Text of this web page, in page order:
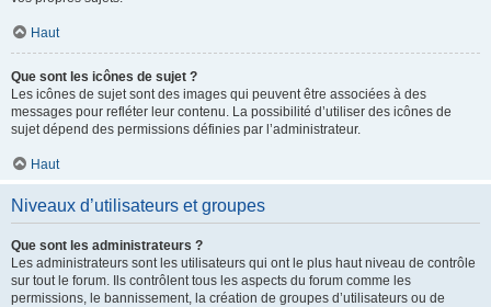
Haut
Que sont les icônes de sujet ?
Les icônes de sujet sont des images qui peuvent être associées à des
messages pour refléter leur contenu. La possibilité d’utiliser des icônes de
sujet dépend des permissions définies par l’administrateur.
Haut
Niveaux d’utilisateurs et groupes
Que sont les administrateurs ?
Les administrateurs sont les utilisateurs qui ont le plus haut niveau de contrôle
sur tout le forum. Ils contrôlent tous les aspects du forum comme les
permissions, le bannissement, la création de groupes d’utilisateurs ou de